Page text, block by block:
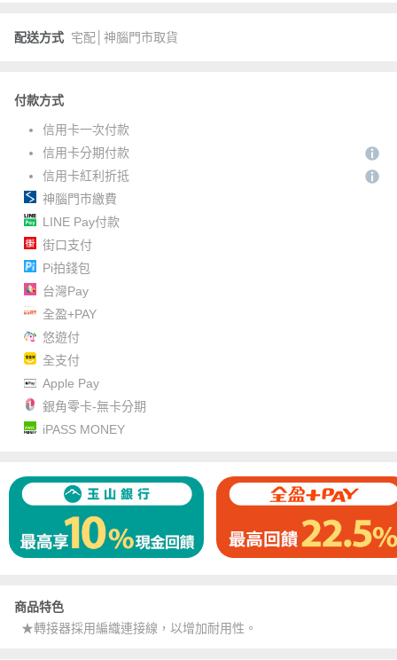
配送方式 宅配│神腦門市取貨
付款方式
信用卡一次付款
信用卡分期付款
信用卡紅利折抵
神腦門市繳費
LINE Pay付款
街口支付
Pi拍錢包
台灣Pay
全盈+PAY
悠遊付
全支付
Apple Pay
銀角零卡-無卡分期
iPASS MONEY
商品特色
★轉接器採用編織連接線，以增加耐用性。